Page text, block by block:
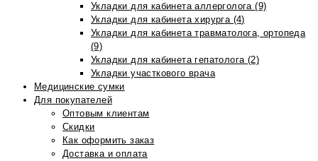
Укладки для кабинета аллерголога (9)
Укладки для кабинета хирурга (4)
Укладки для кабинета травматолога, ортопеда
(9)
Укладки для кабинета гепатолога (2)
Укладки участкового врача
Медицинские сумки
Для покупателей
Оптовым клиентам
Скидки
Как оформить заказ
Доставка и оплата